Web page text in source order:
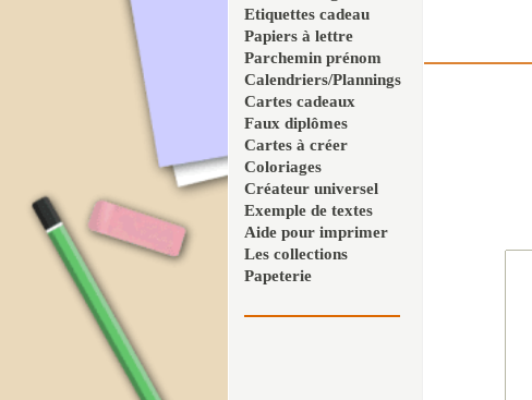
Etiquettes cadeau
Papiers à lettre
Parchemin prénom
Calendriers/Plannings
Cartes cadeaux
Faux diplômes
Cartes à créer
Coloriages
Créateur universel
Exemple de textes
Aide pour imprimer
Les collections
Papeterie